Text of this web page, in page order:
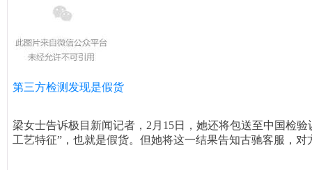
第三方检测发现是假货
梁女士告诉极目新闻记者，2月15日，她还将包送至中国检
工艺特征”，也就是假货。但她将这一结果告知古驰客服，